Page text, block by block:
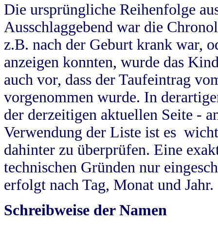
Die ursprüngliche Reihenfolge
Ausschlaggebend war die
z.B. nach der Geburt krank war,
anzeigen konnten, wurde das
auch vor, dass der Taufeintrag
vorgenommen wurde. In
der derzeitigen aktuellen Seite -
Verwendung der Liste ist es
dahinter zu überprüfen. Eine
technischen Gründen nur
erfolgt nach Tag, Monat und Jahr.
Schreibweise der Namen